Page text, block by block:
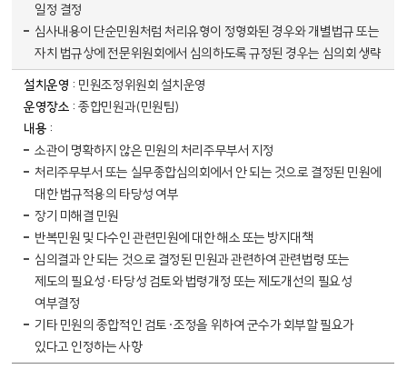
일정 결정
심사내용이 단순민원처럼 처리유형이 정형화된 경우와 개별법규 또는
자치 법규상에 전문위원회에서 심의하도록 규정된 경우는 심의회 생략
민원조정위원회 설치운영
종합민원과(민원팀)
소관이 명확하지 않은 민원의 처리주무부서 지정
처리주무부서 또는 실무종합심의회에서 안 되는 것으로 결정된 민원에
대한 법규적용의 타당성 여부
장기 미해결 민원
반복민원 및 다수인 관련민원에 대한 해소 또는 방지대책
심의결과 안 되는 것으로 결정된 민원과 관련하여 관련법령 또는
제도의 필요성·타당성 검토와 법령개정 또는 제도개선의 필요성
여부결정
기타 민원의 종합적인 검토·조정을 위하여 군수가 회부할 필요가
있다고 인정하는 사항